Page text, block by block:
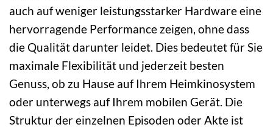
auch auf weniger leistungsstarker Hardware eine
hervorragende Performance zeigen, ohne dass
die Qualität darunter leidet. Dies bedeutet für Sie
maximale Flexibilität und jederzeit besten
Genuss, ob zu Hause auf Ihrem Heimkinosystem
oder unterwegs auf Ihrem mobilen Gerät. Die
Struktur der einzelnen Episoden oder Akte ist